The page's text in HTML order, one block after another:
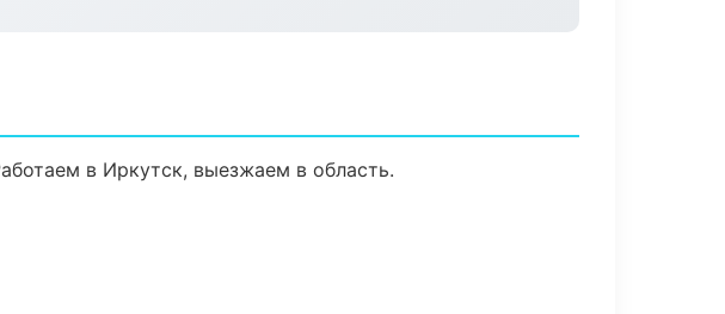
в Иркутск, выезжаем в область.